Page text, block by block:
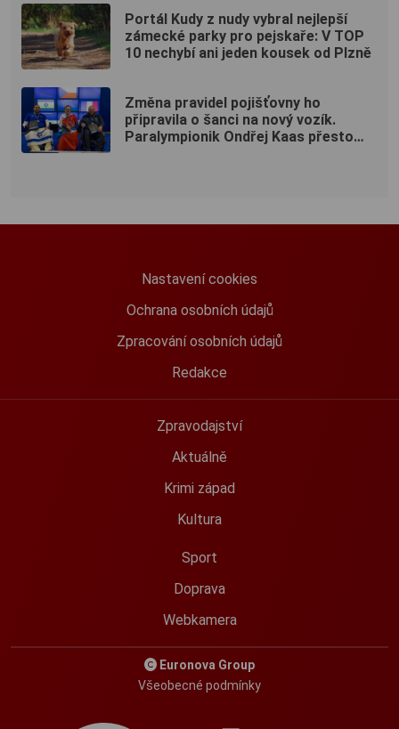
Portál Kudy z nudy vybral nejlepší
zámecké parky pro pejskaře: V TOP
10 nechybí ani jeden kousek od Plzně
Změna pravidel pojišťovny ho
připravila o šanci na nový vozík.
Paralympionik Ondřej Kaas přesto
Nastavení cookies
Ochrana osobních údajů
Zpracování osobních údajů
Redakce
Zpravodajství
Aktuálně
Krimi západ
Kultura
Sport
Doprava
Webkamera
Euronova Group
Všeobecné podmínky